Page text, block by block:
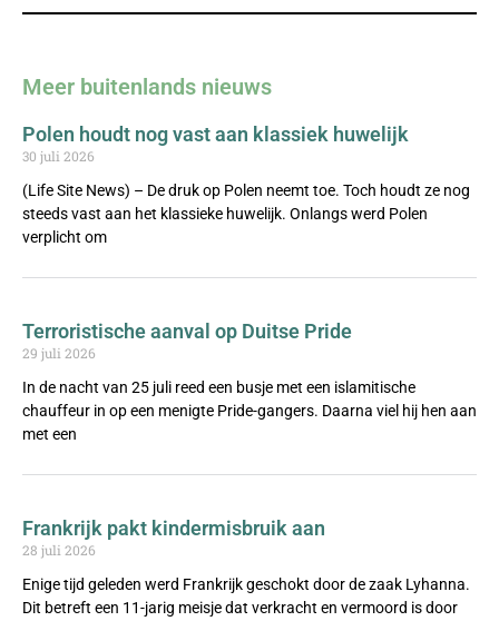
Meer buitenlands nieuws
Polen houdt nog vast aan klassiek huwelijk
30 juli 2026
(Life Site News) – De druk op Polen neemt toe. Toch houdt ze nog
steeds vast aan het klassieke huwelijk. Onlangs werd Polen
verplicht om
Terroristische aanval op Duitse Pride
29 juli 2026
In de nacht van 25 juli reed een busje met een islamitische
chauffeur in op een menigte Pride-gangers. Daarna viel hij hen aan
met een
Frankrijk pakt kindermisbruik aan
28 juli 2026
Enige tijd geleden werd Frankrijk geschokt door de zaak Lyhanna.
Dit betreft een 11-jarig meisje dat verkracht en vermoord is door